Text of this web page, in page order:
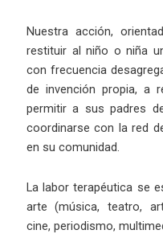
Nuestra acción,
restituir al niño o niña
con frecuencia
de invención propia, a
permitir a sus padres
coordinarse con la red
en su comunidad.
La labor terapéutica se
arte (música, teatro,
cine, periodismo,